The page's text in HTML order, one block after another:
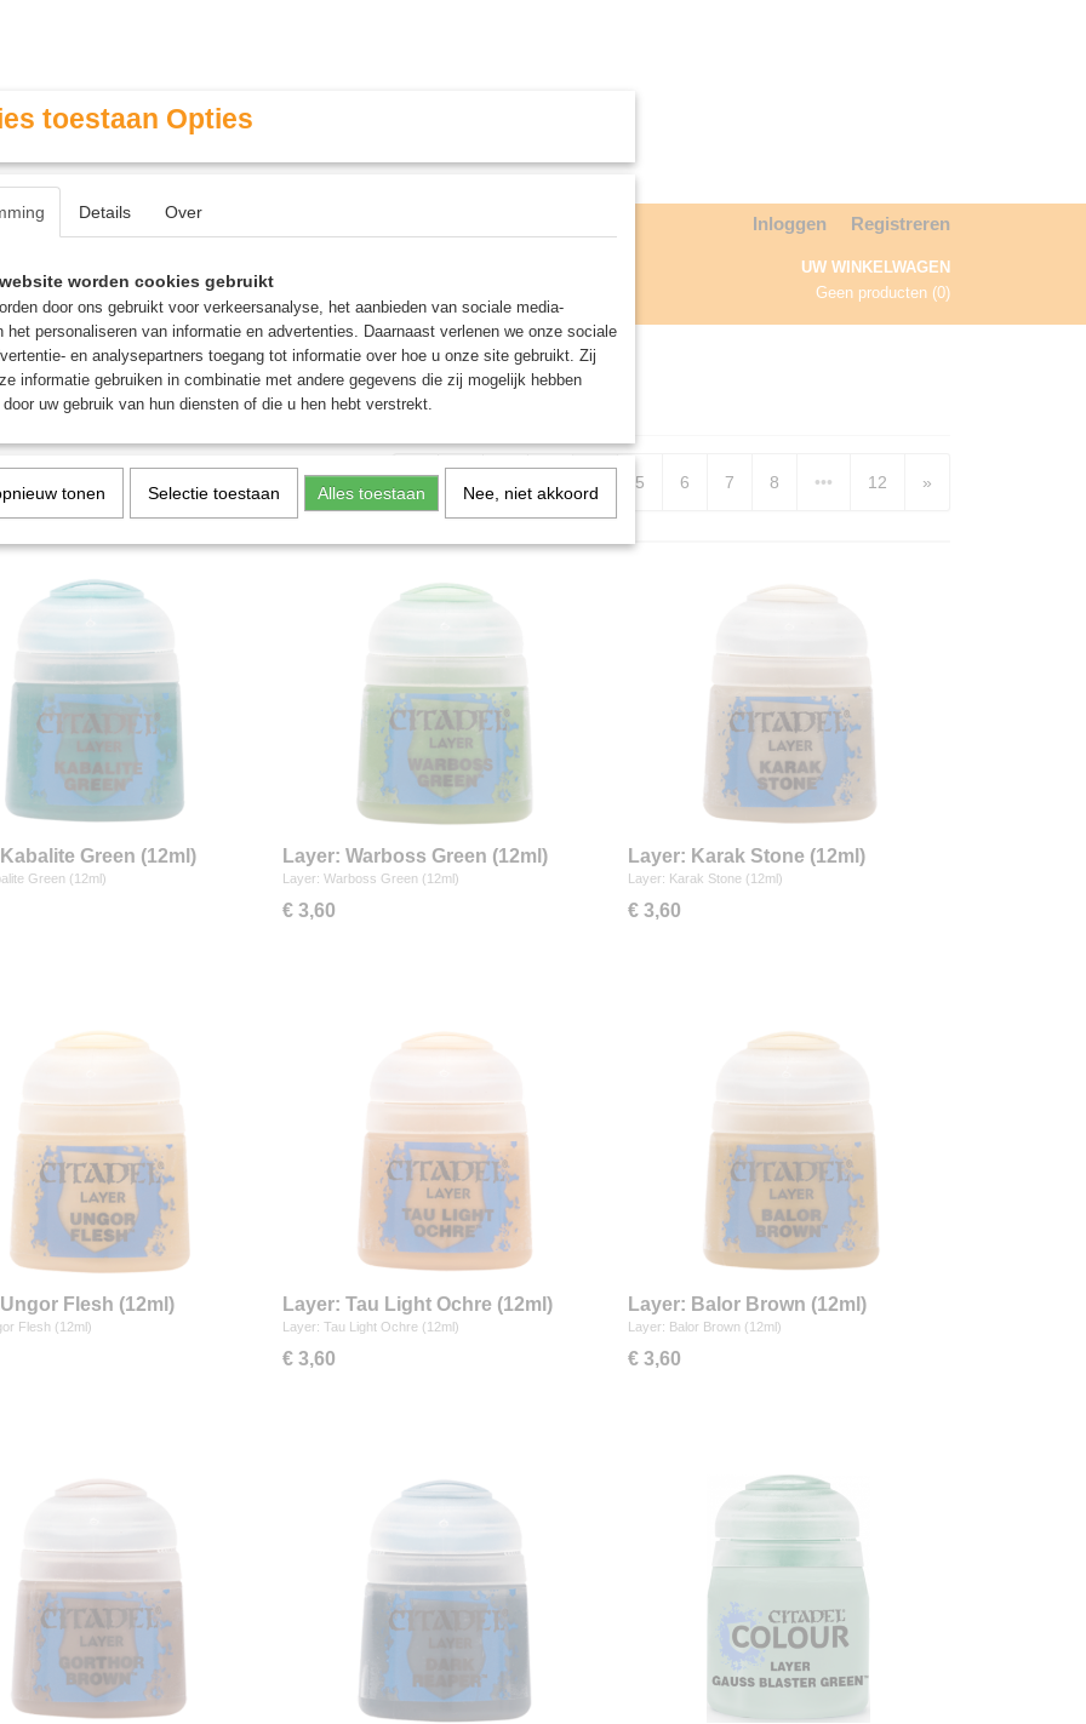
Contact & Openingstijden Inloggen Registreren
UW WINKELWAGEN
Geen producten (0)
MINIATURE GAMING ROLE PLAYING GAMES AGENDA
« 5 6 7 8 ••• 12 »
Green (12ml)
Green (12ml)
Layer: Warboss Green (12ml)
Layer: Warboss Green (12ml)
€ 3,60
Layer: Karak Stone (12ml)
Layer: Karak Stone (12ml)
€ 3,60
Flesh (12ml)
Flesh (12ml)
Layer: Tau Light Ochre (12ml)
Layer: Tau Light Ochre (12ml)
€ 3,60
Layer: Balor Brown (12ml)
Layer: Balor Brown (12ml)
€ 3,60
toestaan Opties
Details Over
worden cookies gebruikt
door ons gebruikt voor verkeersanalyse, het aanbieden van sociale media-
het personaliseren van informatie en advertenties. Daarnaast verlenen we onze sociale
en analysepartners toegang tot informatie over hoe u onze site gebruikt. Zij
informatie gebruiken in combinatie met andere gegevens die zij mogelijk hebben
uw gebruik van hun diensten of die u hen hebt verstrekt.
tonen Selectie toestaan Alles toestaan Nee, niet akkoord